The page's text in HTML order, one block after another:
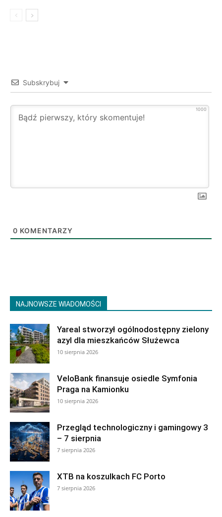
Subskrybuj
1000
0 KOMENTARZY
NAJNOWSZE WIADOMOŚCI
Yareal stworzył ogólnodostępny zielony
azyl dla mieszkańców Służewca
10 sierpnia 2026
VeloBank finansuje osiedle Symfonia
Praga na Kamionku
10 sierpnia 2026
Przegląd technologiczny i gamingowy 3
– 7 sierpnia
7 sierpnia 2026
XTB na koszulkach FC Porto
7 sierpnia 2026